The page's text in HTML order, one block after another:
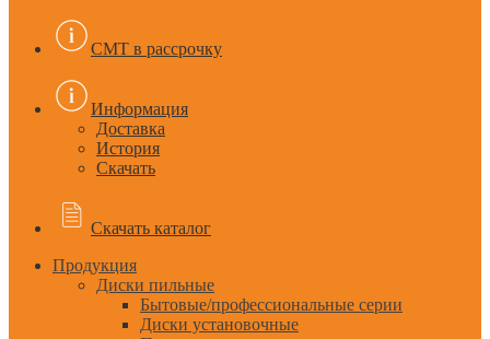
CMT в рассрочку
Информация
Доставка
История
Скачать
Скачать каталог
Продукция
Диски пильные
Бытовые/профессиональные серии
Диски установочные